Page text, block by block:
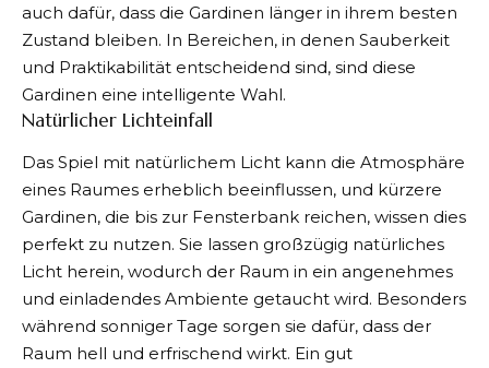
auch dafür, dass die Gardinen länger in ihrem besten
Zustand bleiben. In Bereichen, in denen Sauberkeit
und Praktikabilität entscheidend sind, sind diese
Gardinen eine intelligente Wahl.
Natürlicher Lichteinfall
Das Spiel mit natürlichem Licht kann die Atmosphäre
eines Raumes erheblich beeinflussen, und kürzere
Gardinen, die bis zur Fensterbank reichen, wissen dies
perfekt zu nutzen. Sie lassen großzügig natürliches
Licht herein, wodurch der Raum in ein angenehmes
und einladendes Ambiente getaucht wird. Besonders
während sonniger Tage sorgen sie dafür, dass der
Raum hell und erfrischend wirkt. Ein gut